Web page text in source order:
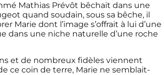
Mathias Prévôt bêchait dans une
quand soudain, sous sa bêche, il
Marie dont l’image s’offrait à lui d’une
dans une niche naturelle d’une roche
et de nombreux fidèles viennent
ce coin de terre, Marie ne semblait-